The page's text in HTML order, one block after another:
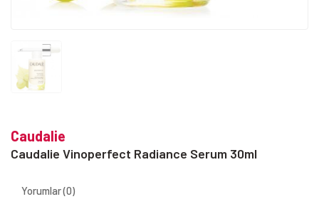
Caudalie
Caudalie Vinoperfect Radiance Serum 30ml
Yorumlar (0)